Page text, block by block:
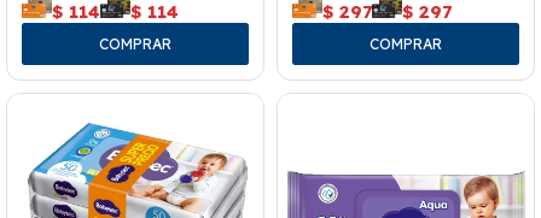
$ 114 $ 114 $ 297 $ 297